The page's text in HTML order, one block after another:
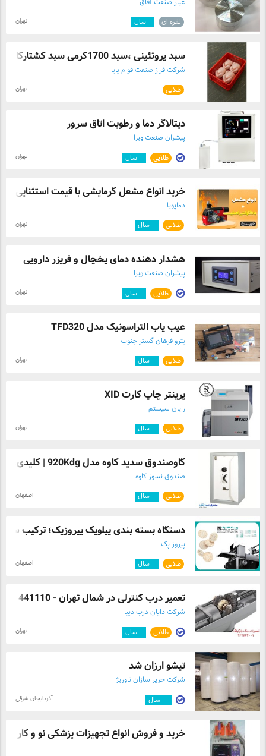
عیار صنعت آفاق
نقره ای سال تهران
سبد پروتئینی ،سبد 1700گرمی سبد کشتارگاهی ...
شرکت فراز صنعت قوام پایا
طلایی تهران
دیتالاگر دما و رطوبت اتاق سرور
پیشران صنعت ویرا
طلایی سال تهران
خرید انواع مشعل گرمایشی با قیمت استثنایی
دماپویا
طلایی سال تهران
هشدار دهنده دمای یخچال و فریزر دارویی
پیشران صنعت ویرا
طلایی سال تهران
عیب یاب التراسونیک مدل TFD320
پترو فرهان گستر جنوب
طلایی سال تهران
پرینتر چاپ کارت XID
رایان سیستم
طلایی سال تهران
گاوصندوق سدید کاوه مدل 920Kdg | کلیدی، د ...
صندوق نسوز کاوه
طلایی سال اصفهان
دستگاه بسته بندی پیلوپک پیروزپک؛ ترکیب س
پیروز پک
طلایی سال اصفهان
تعمیر درب کنترلی در شمال تهران - 441110 ...
شرکت دایان درب دیبا
طلایی سال تهران
تیشو ارزان شد
شرکت حریر سازان تاوریژ
سال آذربایجان شرقی
خرید و فروش انواع تجهیزات پزشکی نو و کار ...